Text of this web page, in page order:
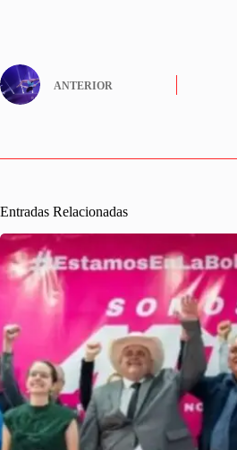
ANTERIOR
Entradas Relacionadas